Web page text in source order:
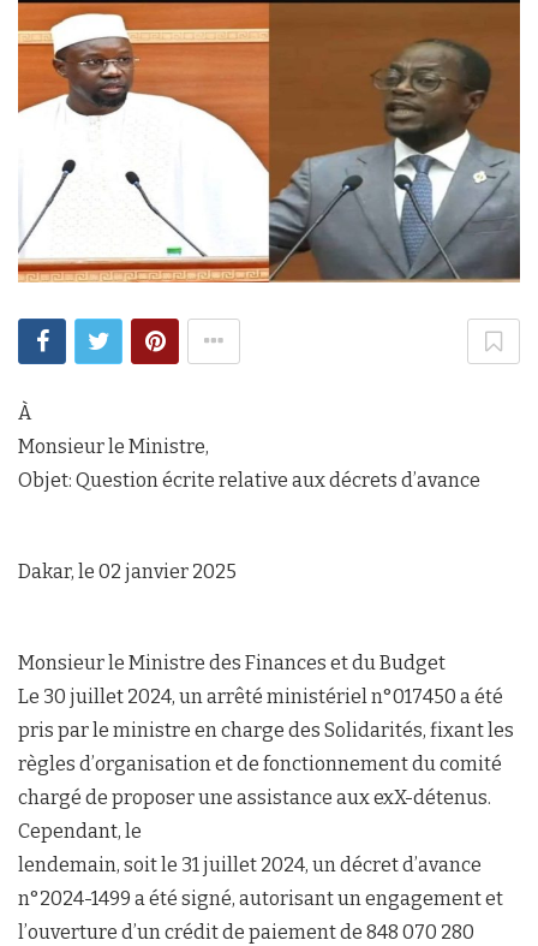
À
Monsieur le Ministre,
Objet: Question écrite relative aux décrets d’avance
Dakar, le 02 janvier 2025
Monsieur le Ministre des Finances et du Budget
Le 30 juillet 2024, un arrêté ministériel n°017450 a été
pris par le ministre en charge des Solidarités, fixant les
règles d’organisation et de fonctionnement du comité
chargé de proposer une assistance aux exX-détenus.
Cependant, le
lendemain, soit le 31 juillet 2024, un décret d’avance
n°2024-1499 a été signé, autorisant un engagement et
l’ouverture d’un crédit de paiement de 848 070 280